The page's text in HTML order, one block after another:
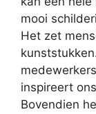
mooi
Het zet
inspireert
Bovendien